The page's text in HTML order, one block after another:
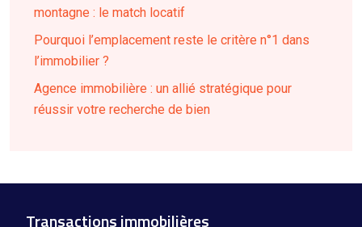
montagne : le match locatif
Pourquoi l’emplacement reste le critère n°1 dans
l’immobilier ?
Agence immobilière : un allié stratégique pour
réussir votre recherche de bien
Transactions immobilières